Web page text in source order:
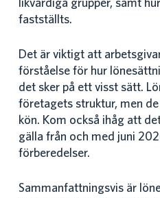
likvärdiga grupper, samt
fastställts.
Det är viktigt att
förståelse för hur
det sker på ett visst sätt.
företagets struktur, men
kön. Kom också ihåg att
gälla från och med juni
förberedelser.
Sammanfattningsvis är